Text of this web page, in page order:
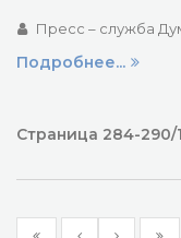
Пресс – служба
Подробнее...
Страница 284-290/